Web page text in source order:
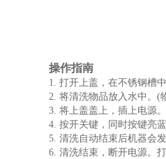
操作指南
1. 打开上盖，在不锈钢槽
2. 将清洗物品放入水中。(
3. 将上盖盖上，插上电源。
4. 按开关键，同时按键亮
5. 清洗自动结束后机器会
6. 清洗结束，断开电源。